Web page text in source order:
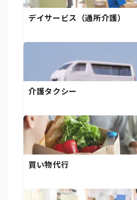
デイサービス（通所介護）
介護タクシー
買い物代行